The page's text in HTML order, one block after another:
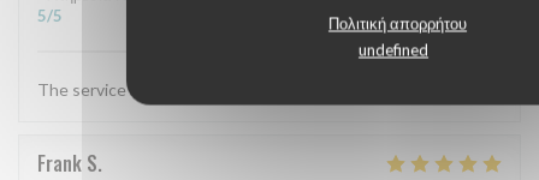
Πολιτική απορρήτου
undefined
5/5
The service and food are always excellent
Frank S